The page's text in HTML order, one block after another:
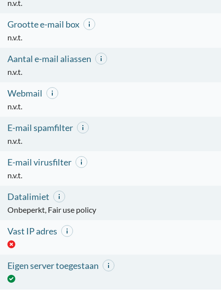
n.v.t.
Grootte e-mail box
n.v.t.
Aantal e-mail aliassen
n.v.t.
Webmail
n.v.t.
E-mail spamfilter
n.v.t.
E-mail virusfilter
n.v.t.
Datalimiet
Onbeperkt, Fair use policy
Vast IP adres
Eigen server toegestaan